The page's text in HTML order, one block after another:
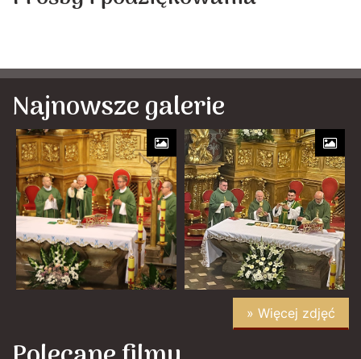
Najnowsze galerie
» Więcej zdjęć